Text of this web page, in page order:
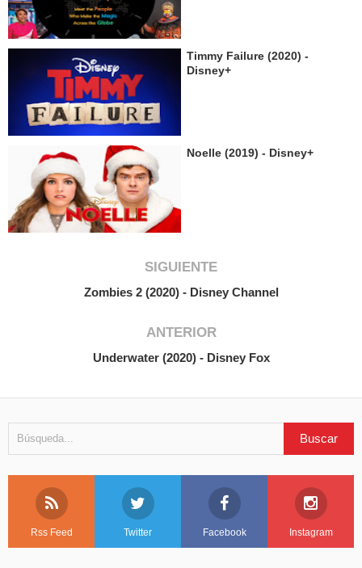
Timmy Failure (2020) -
Disney+
Noelle (2019) - Disney+
SIGUIENTE
Zombies 2 (2020) - Disney Channel
ANTERIOR
Underwater (2020) - Disney Fox
Rss Feed Twitter Facebook Instagram